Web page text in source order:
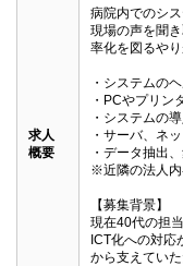
求人
概要
病院内でのシ
現場の声を聞
率化を図るや
・システムの
・PCやプリン
・システムの
・サーバ、ネ
・データ抽出
※近隣の法人内
【募集背景】
現在40代の担
ICT化への対
から支えてい